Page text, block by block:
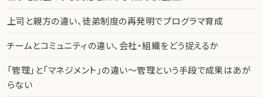
上司と親方の違い、徒弟制度の再発明でプログラマ育成
チームとコミュニティの違い、会社・組織をどう捉えるか
「管理」と「マネジメント」の違い〜管理という手段で成果はあが
らない